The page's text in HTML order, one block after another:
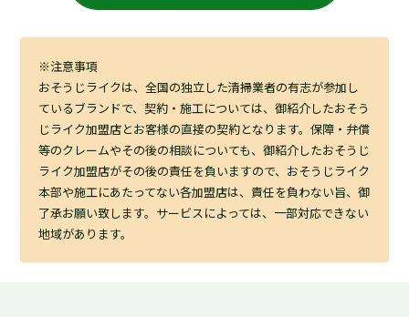
※注意事項
おそうじライクは、全国の独立した清掃業者の有志が参加し
ているブランドで、契約・施工については、御紹介したおそう
じライク加盟店とお客様の直接の契約となります。保障・弁償
等のクレームやその後の相談についても、御紹介したおそうじ
ライク加盟店がその後の責任を負いますので、おそうじライク
本部や施工にあたってない各加盟店は、責任を負わない旨、御
了承お願い致します。サービスによっては、一部対応できない
地域があります。